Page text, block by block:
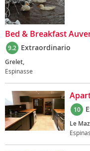
Bed & Breakfast
9.2 Extraordinario
Grelet,
Espinasse
10
Le